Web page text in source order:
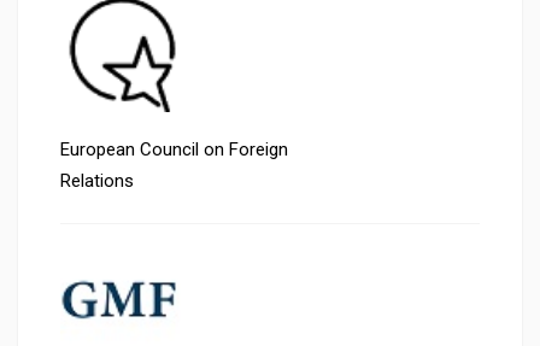
European Council on Foreign
Relations